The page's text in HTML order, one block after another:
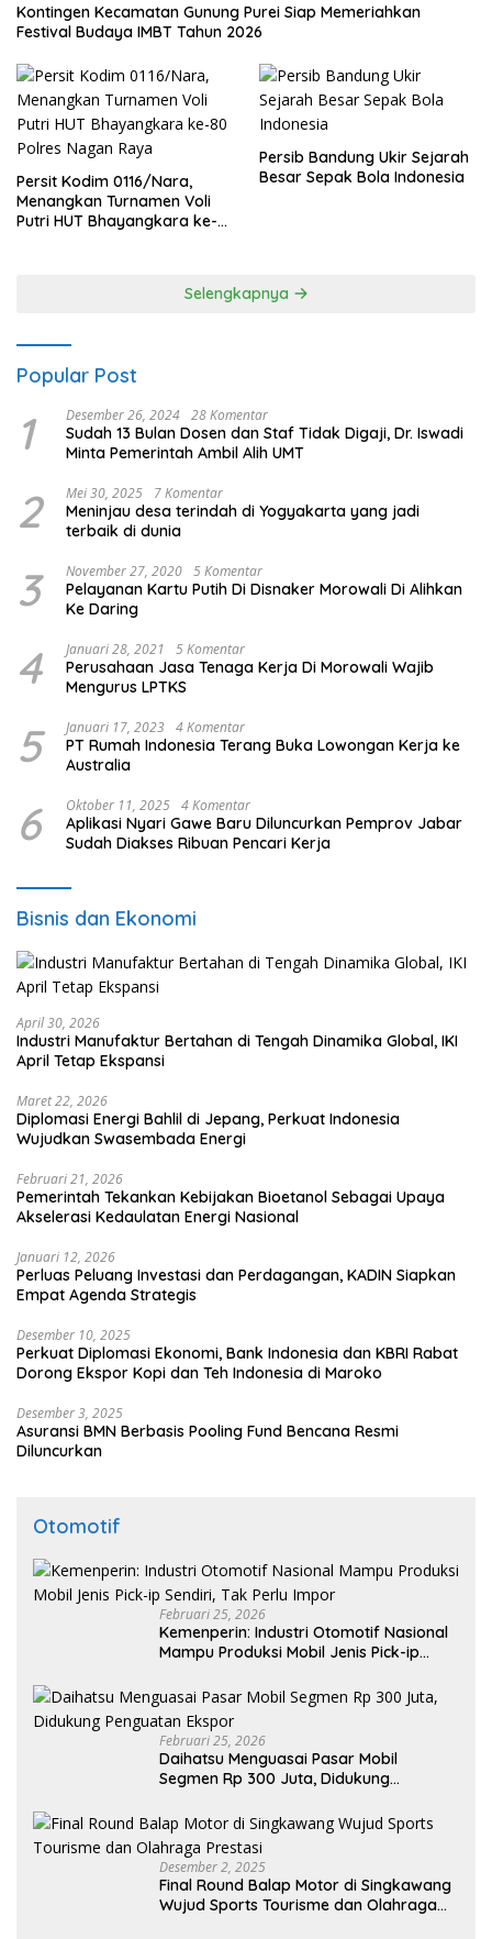
Kontingen Kecamatan Gunung Purei Siap Memeriahkan
Festival Budaya IMBT Tahun 2026
Persit Kodim 0116/Nara,
Menangkan Turnamen Voli
Putri HUT Bhayangkara ke-
Persib Bandung Ukir Sejarah
Besar Sepak Bola Indonesia
Selengkapnya
Popular Post
1 Desember 26, 2024 28 Komentar
Sudah 13 Bulan Dosen dan Staf Tidak Digaji, Dr. Iswadi
Minta Pemerintah Ambil Alih UMT
2 Mei 30, 2025 7 Komentar
Meninjau desa terindah di Yogyakarta yang jadi
terbaik di dunia
3 November 27, 2020 5 Komentar
Pelayanan Kartu Putih Di Disnaker Morowali Di Alihkan
Ke Daring
4 Januari 28, 2021 5 Komentar
Perusahaan Jasa Tenaga Kerja Di Morowali Wajib
Mengurus LPTKS
5 Januari 17, 2023 4 Komentar
PT Rumah Indonesia Terang Buka Lowongan Kerja ke
Australia
6 Oktober 11, 2025 4 Komentar
Aplikasi Nyari Gawe Baru Diluncurkan Pemprov Jabar
Sudah Diakses Ribuan Pencari Kerja
Bisnis dan Ekonomi
April 30, 2026
Industri Manufaktur Bertahan di Tengah Dinamika Global, IKI
April Tetap Ekspansi
Maret 22, 2026
Diplomasi Energi Bahlil di Jepang, Perkuat Indonesia
Wujudkan Swasembada Energi
Februari 21, 2026
Pemerintah Tekankan Kebijakan Bioetanol Sebagai Upaya
Akselerasi Kedaulatan Energi Nasional
Januari 12, 2026
Perluas Peluang Investasi dan Perdagangan, KADIN Siapkan
Empat Agenda Strategis
Desember 10, 2025
Perkuat Diplomasi Ekonomi, Bank Indonesia dan KBRI Rabat
Dorong Ekspor Kopi dan Teh Indonesia di Maroko
Desember 3, 2025
Asuransi BMN Berbasis Pooling Fund Bencana Resmi
Diluncurkan
Otomotif
Februari 25, 2026
Kemenperin: Industri Otomotif Nasional
Mampu Produksi Mobil Jenis Pick-ip
Februari 25, 2026
Daihatsu Menguasai Pasar Mobil
Segmen Rp 300 Juta, Didukung
Desember 2, 2025
Final Round Balap Motor di Singkawang
Wujud Sports Tourisme dan Olahraga